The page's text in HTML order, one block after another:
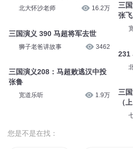
北大怀沙老师 16.2万
三国演义 390 马超将军去世
狮子老爸讲故事 3462
三国演义208：马超败逃汉中投
张鲁
宽道乐听 1.9万
三
张飞
231
三
（上
您是不是在找：